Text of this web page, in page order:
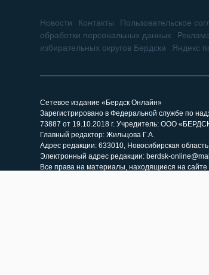
Новости Контакты Пользовательское
обработки персональных данных
избирательных округов Бердска
Яндекс
Сетевое издание «Бердск Онлайн»
Зарегистрировано в Федеральной службе по
73887 от 19.10.2018 г. Учредитель: ООО
Главный редактор: Жильцова Г.А.
Адрес редакции: 633010, Новосибирская
Электронный адрес редакции: berdsk-
Все права на материалы, находящиеся на